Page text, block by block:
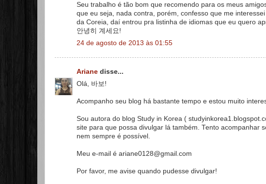
Seu trabalho é tão bom que recomendo para os meus
que eu seja, nada contra, porém, confesso que me
da Coreia, daí entrou pra listinha de idiomas que eu quero
안녕히 계세요!
24 de agosto de 2013 às 01:55
Ariane disse...
Olá, 바보!
Acompanho seu blog há bastante tempo e estou muito
Sou autora do blog Study in Korea (
site para que possa divulgar lá também. Tento acompanhar
nem sempre é possível.
Meu e-mail é ariane0128@gmail.com
Por favor, me avise quando pudesse divulgar!